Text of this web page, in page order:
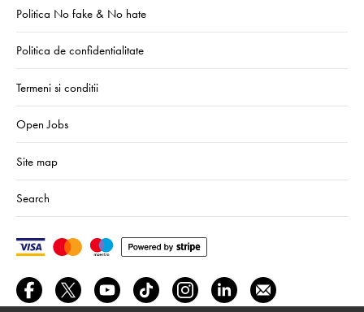
Politica No fake & No hate
Politica de confidentialitate
Termeni si conditii
Open Jobs
Site map
Search